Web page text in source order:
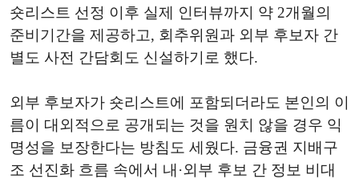
숏리스트 선정 이후 실제 인터뷰까지 약 2개월의
준비기간을 제공하고, 회추위원과 외부 후보자 간
별도 사전 간담회도 신설하기로 했다.
외부 후보자가 숏리스트에 포함되더라도 본인의 이
름이 대외적으로 공개되는 것을 원치 않을 경우 익
명성을 보장한다는 방침도 세웠다. 금융권 지배구
조 선진화 흐름 속에서 내·외부 후보 간 정보 비대